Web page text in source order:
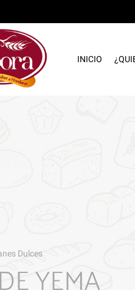
INICIO
Dulces
YEMA